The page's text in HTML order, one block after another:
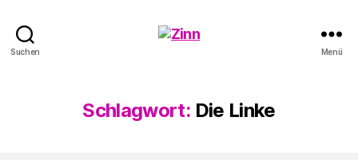
Suchen Menü
Schlagwort: Die Linke